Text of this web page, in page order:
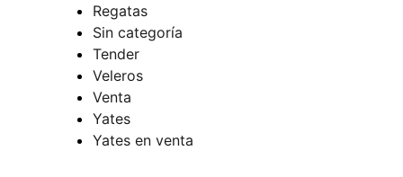
Regatas
Sin categoría
Tender
Veleros
Venta
Yates
Yates en venta